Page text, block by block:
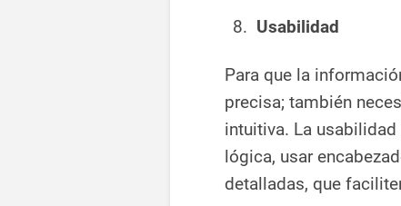
Usabilidad
Para que la
precisa; también
intuitiva. La
lógica, usar
detalladas, que